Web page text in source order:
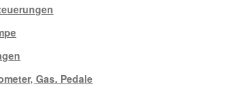
Gas. Pedale